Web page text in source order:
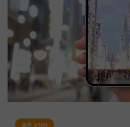
海外 eSIM